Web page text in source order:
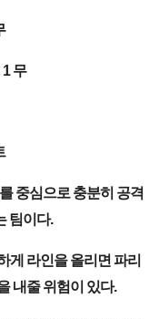
1 무
중심으로 충분히 공격
팀이다.
게 라인을 올리면 파리
내줄 위험이 있다.